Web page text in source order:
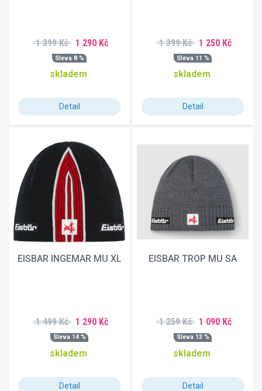
1 399 Kč 1 290 Kč
Sleva 8 %
skladem
Detail
1 399 Kč 1 250 Kč
Sleva 11 %
skladem
Detail
EISBAR INGEMAR MU XL
1 499 Kč 1 290 Kč
Sleva 14 %
skladem
Detail
EISBAR TROP MU SA
1 259 Kč 1 090 Kč
Sleva 13 %
skladem
Detail